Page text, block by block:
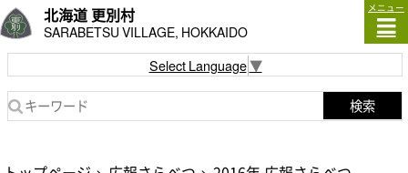
北海道 更別村
SARABETSU VILLAGE, HOKKAIDO
メニュー
Select Language▼
検索